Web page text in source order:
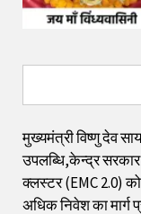
मुख्यमंत्री विष्णु देव
उपलब्धि,केन्द्र
क्लस्टर (EMC 2.0)
अधिक निवेश का मार्ग